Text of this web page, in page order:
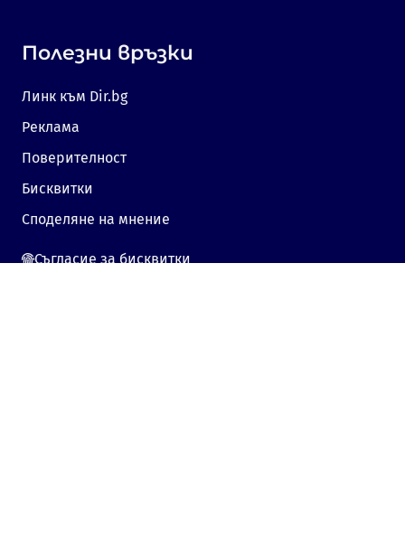
Полезни връзки
Линк към Dir.bg
Реклама
Поверителност
Бисквитки
Споделяне на мнение
Съгласие за бисквитки